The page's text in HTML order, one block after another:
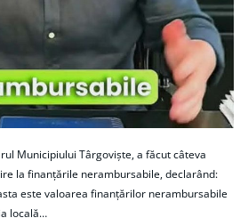
Municipiului Târgoviște, a făcut câteva
la finanțările nerambursabile, declarând:
este valoarea finanțărilor nerambursabile
locală…